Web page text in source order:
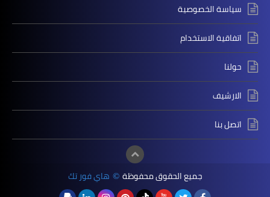
سياسة الخصوصية
اتفاقية الاستخدام
حولنا
الارشيف
اتصل بنا
جميع الحقوق محفوظة © هاي فور تك